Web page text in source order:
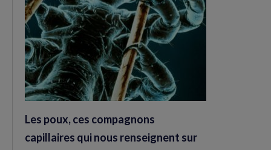
Les poux, ces compagnons
capillaires qui nous renseignent sur